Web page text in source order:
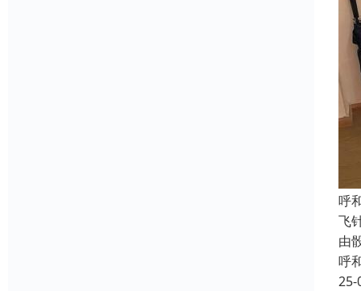
呼
飞
由
呼
25-